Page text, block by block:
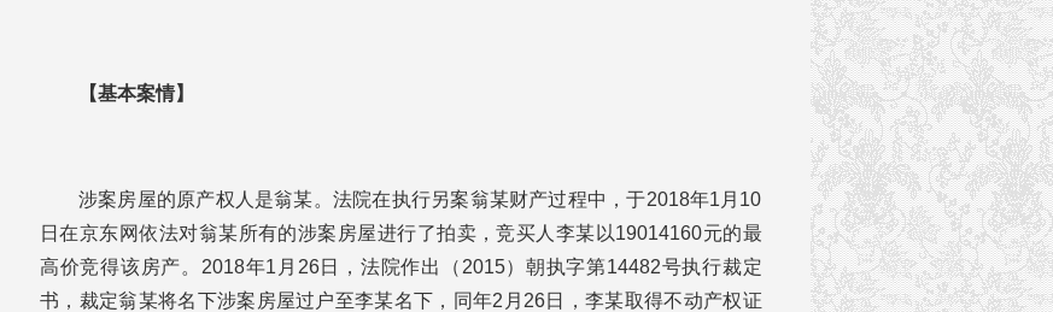
【基本案情】
涉案房屋的原产权人是翁某。法院在执行另案翁某财产过程中，于2018年1月10
日在京东网依法对翁某所有的涉案房屋进行了拍卖，竞买人李某以19014160元的最
高价竞得该房产。2018年1月26日，法院作出（2015）朝执字第14482号执行裁定
书，裁定翁某将名下涉案房屋过户至李某名下，同年2月26日，李某取得不动产权证